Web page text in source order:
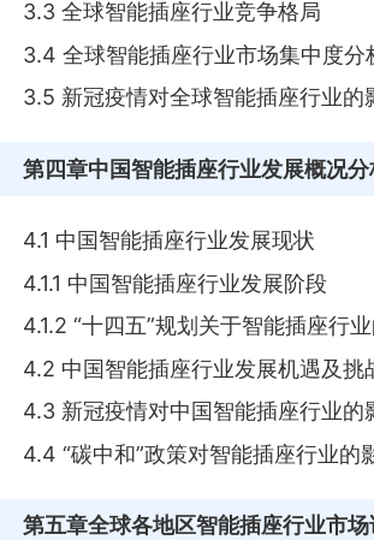
3.3 全球智能插座行业竞争格局
3.4 全球智能插座行业市场集中度分
3.5 新冠疫情对全球智能插座行业的
第四章中国智能插座行业发展概况分
4.1 中国智能插座行业发展现状
4.1.1 中国智能插座行业发展阶段
4.1.2 “十四五”规划关于智能插座行
4.2 中国智能插座行业发展机遇及挑
4.3 新冠疫情对中国智能插座行业的
4.4 “碳中和”政策对智能插座行业的
第五章全球各地区智能插座行业市